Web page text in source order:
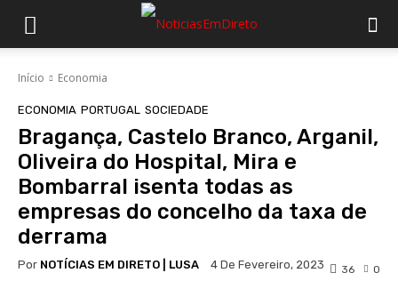
Início Economia
ECONOMIA PORTUGAL SOCIEDADE
Bragança, Castelo Branco, Arganil,
Oliveira do Hospital, Mira e
Bombarral isenta todas as
empresas do concelho da taxa de
derrama
Por NOTÍCIAS EM DIRETO | LUSA 4 De Fevereiro, 2023 0
36